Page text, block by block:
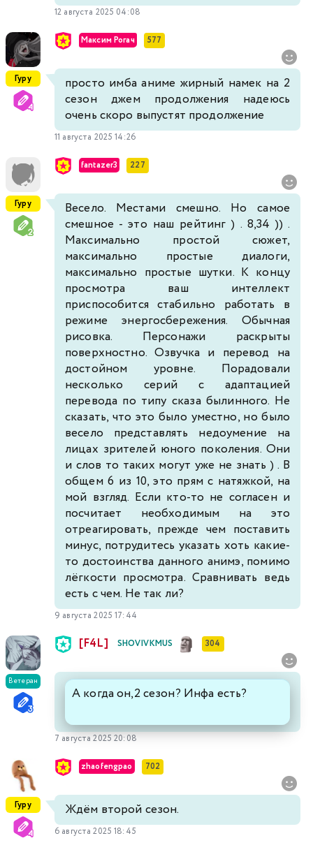
12 августа 2025 04:08
Гуру
Максим Рогач 577
просто имба аниме жирный намек на 2
сезон джем продолжения надеюсь
очень скоро выпустят продолжение
11 августа 2025 14:26
Гуру
fantazer3 227
Весело. Местами смешно. Но самое
смешное - это наш рейтинг ) . 8,34 )) .
Максимально простой сюжет,
максимально простые диалоги,
максимально простые шутки. К концу
просмотра ваш интеллект
приспособится стабильно работать в
режиме энергосбережения. Обычная
рисовка. Персонажи раскрыты
поверхностно. Озвучка и перевод на
достойном уровне. Порадовали
несколько серий с адаптацией
перевода по типу сказа былинного. Не
сказать, что это было уместно, но было
весело представлять недоумение на
лицах зрителей юного поколения. Они
и слов то таких могут уже не знать ) . В
общем 6 из 10, это прям с натяжкой, на
мой взгляд. Если кто-то не согласен и
посчитает необходимым на это
отреагировать, прежде чем поставить
минус, потрудитесь указать хоть какие-
то достоинства данного анимэ, помимо
лёгкости просмотра. Сравнивать ведь
есть с чем. Не так ли?
9 августа 2025 17:44
Ветеран
[F4L] SHOVIVKMUS 304
А когда он,2 сезон? Инфа есть?
7 августа 2025 20:08
Гуру
zhaofengpao 702
Ждём второй сезон.
6 августа 2025 18:45